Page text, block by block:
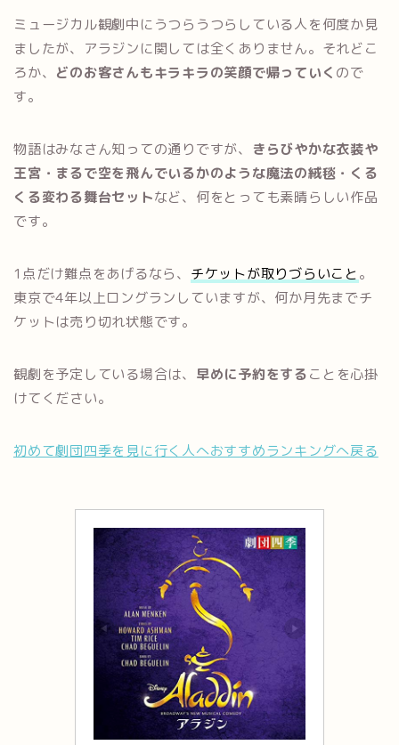
ミュージカル観劇中にうつらうつらしている人を何度か見
ましたが、アラジンに関しては全くありません。それどこ
ろか、 どのお客さんもキラキラの笑顔で帰っていく ので
す。
物語はみなさん知っての通りですが、 きらびやかな衣装や
王宮・まるで空を飛んでいるかのような魔法の絨毯・くる
くる変わる舞台セットなど、何をとっても素晴らしい作品
です。
1点だけ難点をあげるなら、 チケットが取りづらいこと 。
東京で4年以上ロングランしていますが、何か月先までチ
ケットは売り切れ状態です。
観劇を予定している場合は、 早めに予約をすることを心掛
けてください。
初めて劇団四季を見に行く人へおすすめランキングへ戻る